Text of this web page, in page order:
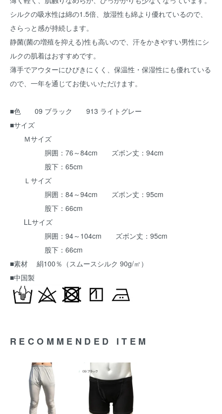
シルクの吸水性は綿の1.5倍、放湿性も綿より優れているので、
さらっと感が持続します。
静菌(菌の増殖を抑える)性も高いので、汗をかきやすい男性にシ
ルクの肌着はおすすめです。
薄手でアウターにひびきにくく、保温性・保湿性にも優れている
ので、一年を通じてお使いいただけます。
■色 09 ブラック 913 ライトグレー
■サイズ
Ｍサイズ
胴囲：76～84cm ズボン丈：94cm
股下：65cm
Ｌサイズ
胴囲：84～94cm ズボン丈：95cm
股下：66cm
LLサイズ
胴囲：94～104cm ズボン丈：95cm
股下：66cm
■素材 絹100％（スムースシルク 90g/㎡）
■中国製
RECOMMENDED ITEM